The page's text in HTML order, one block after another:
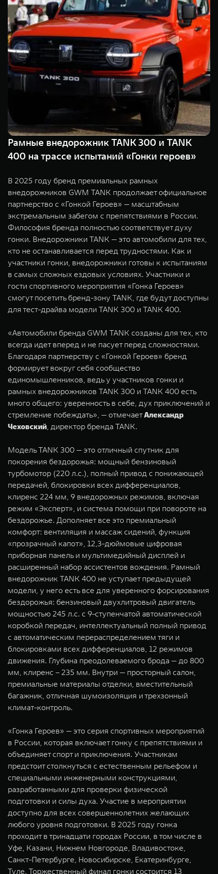
Веди за собой
от 6 499 000 ₽
TANK 700
Сила
от 10 199
WEY 07
Расширяя границы комфорта
от 6 149 000 ₽
WEY 05
Эстетика
от 5 699
WEY 80
Масштаб возможностей
от 6 449 000 ₽
WEY 80
от 8 099
TANK Финансы
Корпоративным клиентам
TANK ФИНАНСЫ
TANK Кредит
TANK Лизинг
TANK Страхование
Сервис
Специальные предложения
Моторные масла
ЦИФРОВЫЕ СЕРВИСЫ TANK
Цифровые сервисы TANK
Подписки
Рамные внедорожник TANK 300 и TANK
400 на трассе испытаний «Гонки героев»
В 2025 году бренд премиальных рамных
внедорожников GWM TANK продолжает официальное
партнерство с «Гонкой Героев» — масштабным
экстремальным забегом с препятствиями в России.
Философия бренда полностью соответствует духу
гонки. Внедорожники TANK — это автомобили для тех,
кто не останавливается перед трудностями. Как и
участники гонки, внедорожники готовы к испытаниям
в самых сложных ездовых условиях. Участники и
гости спортивного мероприятия «Гонка Героев»
смогут посетить бренд-зону TANK, где будут доступны
для тест-драйва модели TANK 300 и TANK 400.
«Автомобили бренда GWM TANK созданы для тех, кто
всегда идет вперед и не пасует перед сложностями.
Благодаря партнерству с «Гонкой Героев» бренд
формирует вокруг себя сообщество
единомышленников, ведь у участников гонки и
рамных внедорожников TANK 300 и TANK 400 есть
много общего: уверенность в себе, дух приключений и
стремление побеждать», — отмечаетАлександр
Чеховский, директор бренда TANK.
Модель TANK 300 — это отличный спутник для
покорения бездорожья: мощный бензиновый
турбомотор (220 л.с.), полный привод с понижающей
передачей, блокировки всех дифференциалов,
клиренс 224 мм, 9 внедорожных режимов, включая
режим «Эксперт», и система помощи при повороте на
бездорожье. Дополняет все это премиальный
комфорт: вентиляция и массаж сидений, функция
«прозрачный капот», 12,3-дюймовые цифровая
приборная панель и мультимедийный дисплей и
расширенный набор ассистентов вождения. Рамный
внедорожник TANK 400 не уступает предыдущей
модели, у него есть все для уверенного форсирования
бездорожья: бензиновый двухлитровый двигатель
мощностью 245 л.с. с 9-ступенчатой автоматической
коробкой передач, интеллектуальный полный привод
с автоматическим перераспределением тяги и
блокировками всех дифференциалов, 12 режимов
движения. Глубина преодолеваемого брода — до 800
мм, клиренс – 235 мм. Внутри — просторный салон,
премиальные материалы отделки, вместительный
багажник, отличная шумоизоляция и трехзонный
климат-контроль.
«Гонка Героев» — это серия спортивных мероприятий
в России, которая включает гонку с препятствиями и
объединяет спорт и приключения. Участникам
предстоит столкнуться с естественным рельефом и
специальными инженерными конструкциями,
разработанными для проверки физической
подготовки и силы духа. Участие в мероприятии
доступно для всех совершеннолетних желающих
любого уровня подготовки. В 2025 году гонка
проходит в тринадцати городах России, в том числе в
Уфе, Казани, Нижнем Новгороде, Владивостоке,
Санкт-Петербурге, Новосибирске, Екатеринбурге,
Туле. Торжественный финал гонки состоится 13